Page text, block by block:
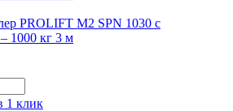
PROLIFT M2 SPN 1030 с
1000 кг 3 м
1 клик